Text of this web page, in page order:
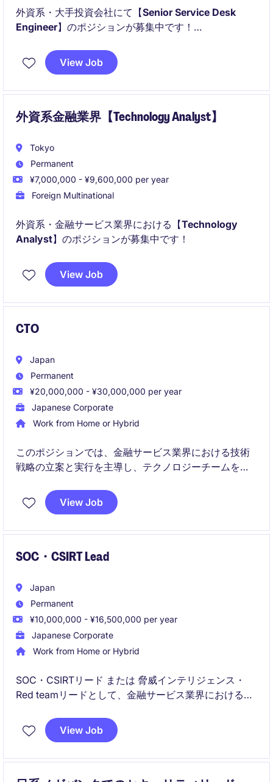
外資系・大手投資会社にて【Senior Service Desk
Engineer】のポジションが募集中です！
以下のことが主に得られます！：
View Job
外資系金融業界【Technology Analyst】
Tokyo
Permanent
¥7,000,000 - ¥9,600,000 per year
Foreign Multinational
外資系・金融サービス業界における【Technology
Analyst】のポジションが募集中です！
View Job
CTO
Japan
Permanent
¥20,000,000 - ¥30,000,000 per year
Japanese Corporate
Work from Home or Hybrid
このポジションでは、金融サービス業界における技術
戦略の立案と実行を主導し、テクノロジーチームを率
の成長を支える基盤を構築します。
View Job
SOC・CSIRT Lead
Japan
Permanent
¥10,000,000 - ¥16,500,000 per year
Japanese Corporate
Work from Home or Hybrid
SOC・CSIRTリード または 脅威インテリジェンス・
Red teamリードとして、金融サービス業界におけるセ
要な役割を担います。テクノロジー部門で、セキュリ
ティ運用や脅威モニタリングをリードするポジション
View Job